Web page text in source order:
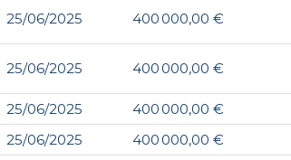
25/06/2025 400 000,00 €
25/06/2025 400 000,00 €
25/06/2025 400 000,00 €
25/06/2025 400 000,00 €